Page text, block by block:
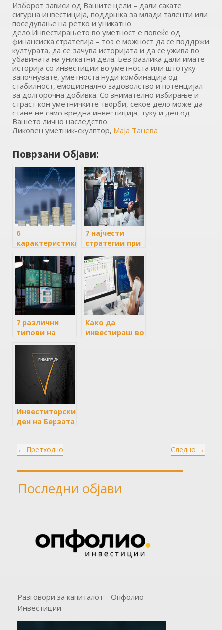
Изборот зависи од Вашите цели – дали сакате
сигурна инвестиција, поддршка за млади таленти или
поседување на ретко и уникатно
дело.Инвестирањето во уметност е повеќе од
финансиска стратегија – тоа е можност да се поддржи
културата, да се зачува историјата и да се ужива во
убавината на уникатни дела. Без разлика дали имате
историја со инвестиции во уметноста или штотуку
започнувате, уметноста нуди комбинација од
стабилност, емоционално задоволство и потенцијал
за долгорочна добивка. Со внимателно избирање и
страст кон уметничките творби, секое дело може да
стане не само вредна инвестиција, туку и дел од
Вашето лично наследство.
Ликовен уметник-скулптор, Маја Танева
Поврзани Објави:
6
карактеристики
инвестициските
фондови
7 најчести
стратегии при
во акции
7 различни
типови на
во акции
Како да
инвестираш во
Инвеститорски
ден на Берзата
← Претходно Следно →
Последни објави
Разговори за капиталот – Опфолио
Инвестиции